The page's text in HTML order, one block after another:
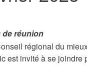
de réunion
régional du
est invité à se joindre